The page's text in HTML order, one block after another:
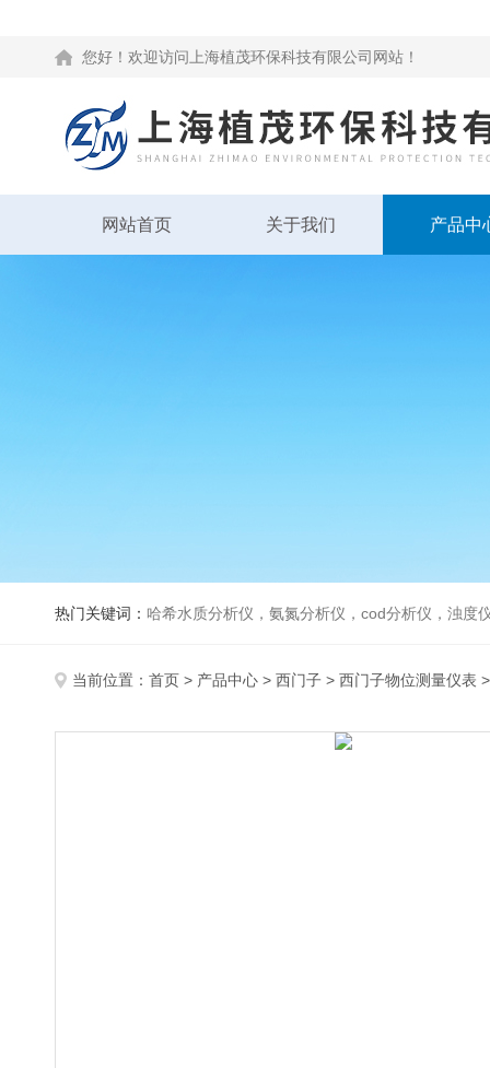
您好！欢迎访问上海植茂环保科技有限公司网站！
网站首页 关于我们 产品中
热门关键词： 哈希水质分析仪，氨氮分析仪，cod分析仪，浊度
当前位置： 首页 > 产品中心 > 西门子 > 西门子物位测量仪表